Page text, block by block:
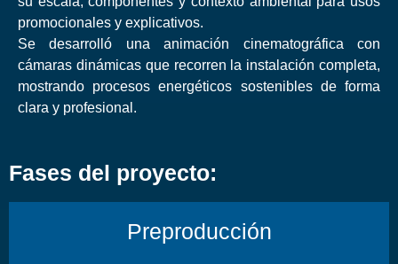
promocionales y explicativos.
Se desarrolló una animación cinematográfica con
cámaras dinámicas que recorren la instalación completa,
mostrando procesos energéticos sostenibles de forma
clara y profesional.
Fases del proyecto:
Preproducción